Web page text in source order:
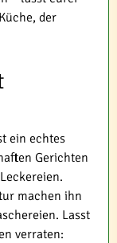
der
ein echtes
Gerichten
machen ihn
Lasst
verraten: